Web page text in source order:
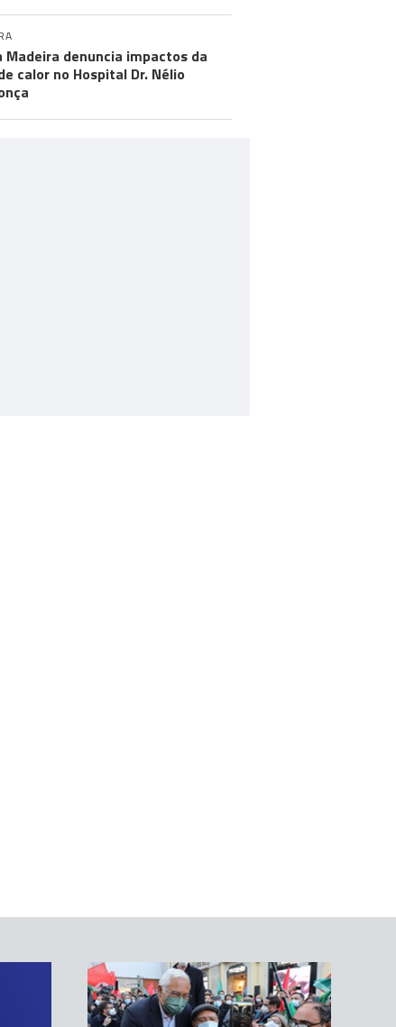
Madeira denuncia impactos da
calor no Hospital Dr. Nélio